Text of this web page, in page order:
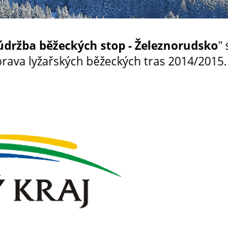
běžeckých stop - Železnorudsko"
lyžařských běžeckých tras 2014/2015.